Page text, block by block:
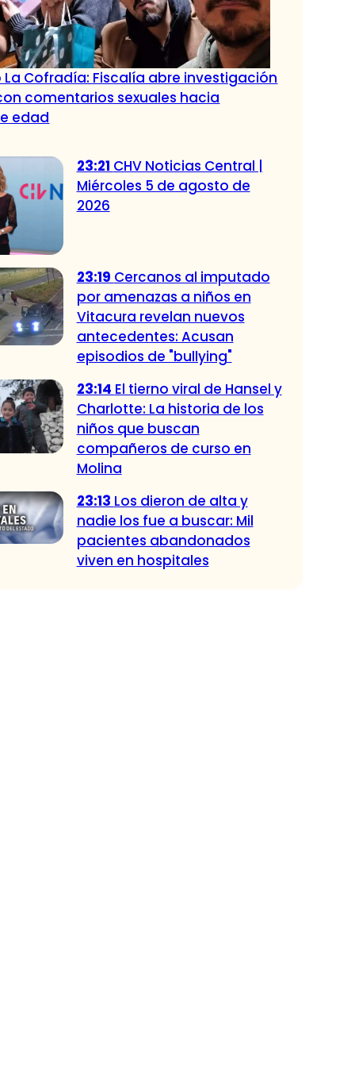
La Cofradía: Fiscalía abre investigación
comentarios sexuales hacia
edad
23:21 CHV Noticias Central |
Miércoles 5 de agosto de
2026
23:19 Cercanos al imputado
por amenazas a niños en
Vitacura revelan nuevos
antecedentes: Acusan
episodios de "bullying"
23:14 El tierno viral de Hansel y
Charlotte: La historia de los
niños que buscan
compañeros de curso en
Molina
23:13 Los dieron de alta y
nadie los fue a buscar: Mil
pacientes abandonados
viven en hospitales